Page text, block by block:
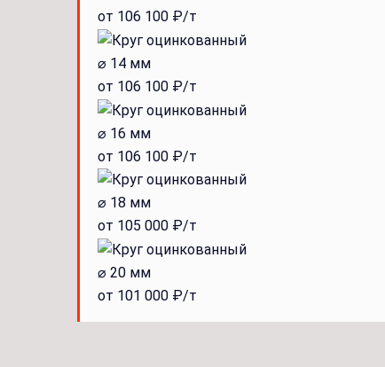
от 106 100 ₽/т
⌀ 14 мм
от 106 100 ₽/т
⌀ 16 мм
от 106 100 ₽/т
⌀ 18 мм
от 105 000 ₽/т
⌀ 20 мм
от 101 000 ₽/т